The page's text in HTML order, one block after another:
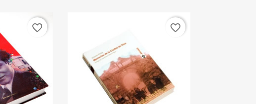
favorite_border favorite_border